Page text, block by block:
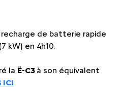
de batterie rapide
kW) en 4h10.
la Ë-C3 à son équivalent
ICI